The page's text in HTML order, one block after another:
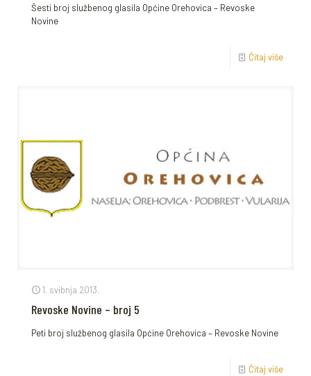
Šesti broj službenog glasila Općine Orehovica – Revoske
Novine
Čitaj više
1. svibnja 2013.
Revoske Novine – broj 5
Peti broj službenog glasila Općine Orehovica – Revoske Novine
Čitaj više